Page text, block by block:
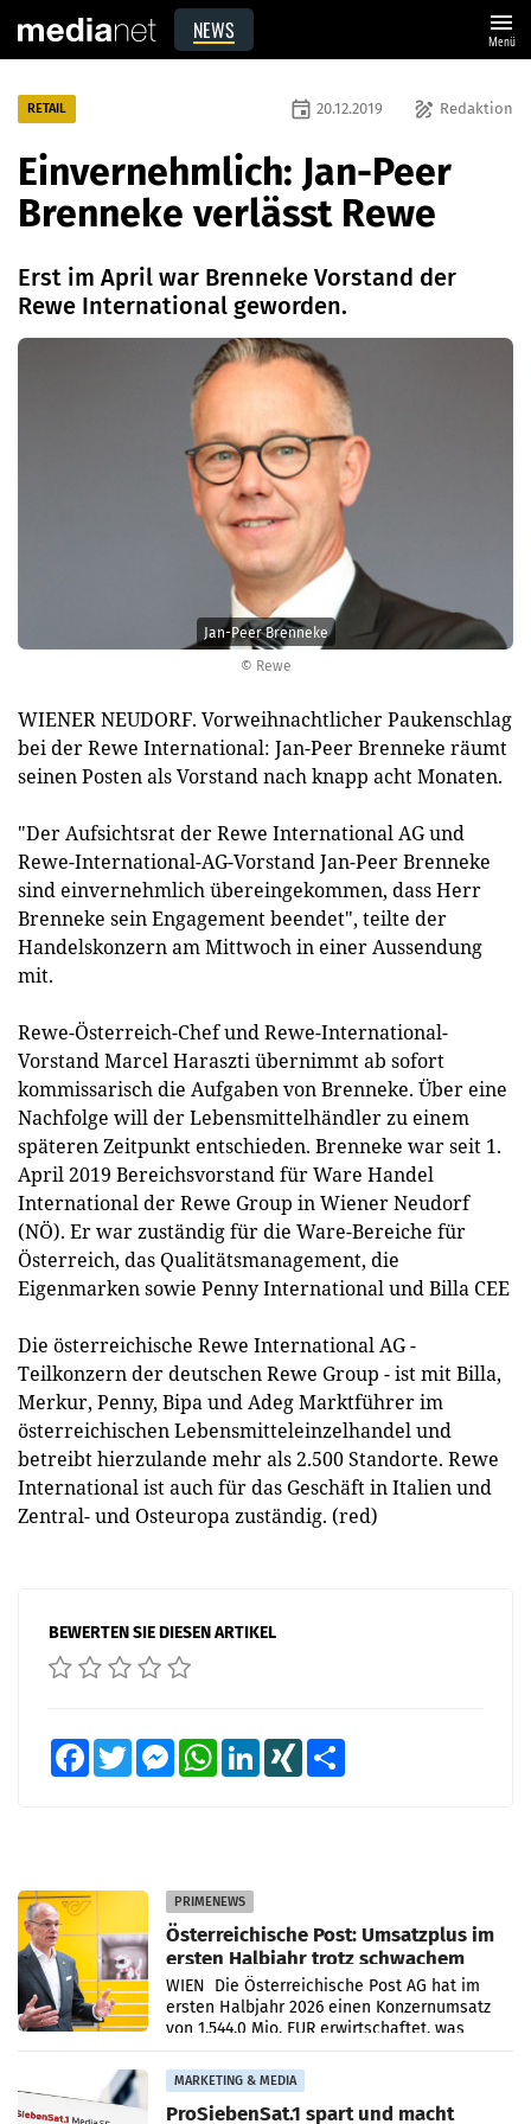
NEWS menu
Menü
© Rewe
Jan-Peer Brenneke
RETAIL draw Redaktion
event 20.12.2019
Einvernehmlich: Jan-Peer
Brenneke verlässt Rewe
Erst im April war Brenneke Vorstand der
Rewe International geworden.
WIENER NEUDORF. Vorweihnachtlicher Paukenschlag
bei der Rewe International: Jan-Peer Brenneke räumt
seinen Posten als Vorstand nach knapp acht Monaten.
"Der Aufsichtsrat der Rewe International AG und
Rewe-International-AG-Vorstand Jan-Peer Brenneke
sind einvernehmlich übereingekommen, dass Herr
Brenneke sein Engagement beendet", teilte der
Handelskonzern am Mittwoch in einer Aussendung
mit.
Rewe-Österreich-Chef und Rewe-International-
Vorstand Marcel Haraszti übernimmt ab sofort
kommissarisch die Aufgaben von Brenneke. Über eine
Nachfolge will der Lebensmittelhändler zu einem
späteren Zeitpunkt entschieden. Brenneke war seit 1.
April 2019 Bereichsvorstand für Ware Handel
International der Rewe Group in Wiener Neudorf
(NÖ). Er war zuständig für die Ware-Bereiche für
Österreich, das Qualitätsmanagement, die
Eigenmarken sowie Penny International und Billa CEE
Die österreichische Rewe International AG -
Teilkonzern der deutschen Rewe Group - ist mit Billa,
Merkur, Penny, Bipa und Adeg Marktführer im
österreichischen Lebensmitteleinzelhandel und
betreibt hierzulande mehr als 2.500 Standorte. Rewe
International ist auch für das Geschäft in Italien und
Zentral- und Osteuropa zuständig. (red)
BEWERTEN SIE DIESEN ARTIKEL
FacebookTwitter MessengerWhatsAppLinkedInXING
PRIMENEWS
Österreichische Post: Umsatzplus im
ersten Halbjahr trotz schwachem
Briefgeschäft
WIEN Die Österreichische Post AG hat im
ersten Halbjahr 2026 einen Konzernumsatz
von 1.544,0 Mio. EUR erwirtschaftet, was
einem Plus von 3,8 Prozent gegenüber dem
Vergleichszeitraum
MARKETING & MEDIA
ProSiebenSat.1 spart und macht